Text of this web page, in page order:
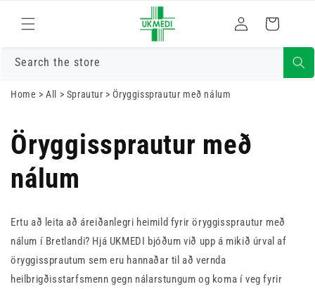
Fara í efni
inn
Karfa
Search the store
Home >All > Sprautur >Öryggissprautur með nálum
Öryggissprautur með
nálum
Ertu að leita að áreiðanlegri heimild fyrir öryggissprautur með
nálum í Bretlandi? Hjá UKMEDI bjóðum við upp á mikið úrval af
öryggissprautum sem eru hannaðar til að vernda
heilbrigðisstarfsmenn gegn nálarstungum og koma í veg fyrir